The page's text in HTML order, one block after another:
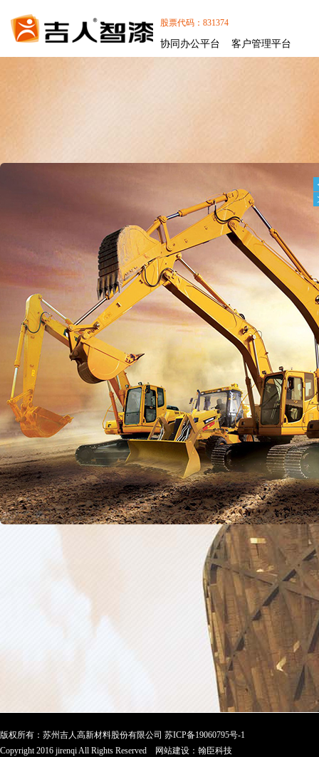
股票代码：831374
协同办公平台 客户管理平台
版权所有：苏州吉人高新材料股份有限公司 苏ICP备19060795号-1
Copyright 2016 jirenqi All Rights Reserved
网站建设 ： 翰臣科技